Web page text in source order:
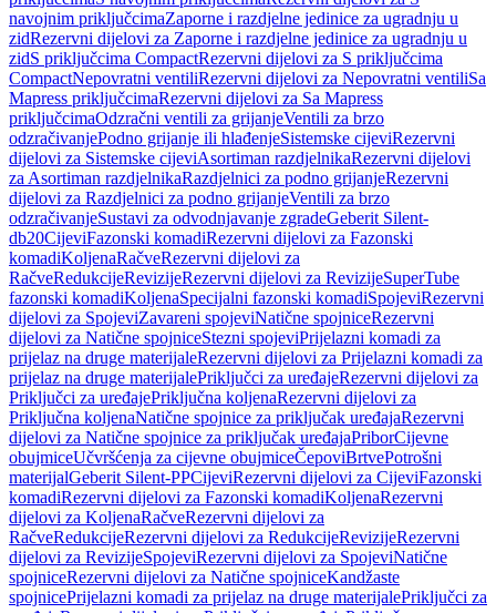
navojnim priključcimaZaporne i razdjelne jedinice za ugradnju u
zidRezervni dijelovi za Zaporne i razdjelne jedinice za ugradnju u
zidS priključcima CompactRezervni dijelovi za S priključcima
CompactNepovratni ventiliRezervni dijelovi za Nepovratni ventiliSa
Mapress priključcimaRezervni dijelovi za Sa Mapress
priključcimaOdzračni ventili za grijanjeVentili za brzo
odzračivanjePodno grijanje ili hlađenjeSistemske cijeviRezervni
dijelovi za Sistemske cijeviAsortiman razdjelnikaRezervni dijelovi
za Asortiman razdjelnikaRazdjelnici za podno grijanjeRezervni
dijelovi za Razdjelnici za podno grijanjeVentili za brzo
odzračivanjeSustavi za odvodnjavanje zgradeGeberit Silent-
db20CijeviFazonski komadiRezervni dijelovi za Fazonski
komadiKoljenaRačveRezervni dijelovi za
RačveRedukcijeRevizijeRezervni dijelovi za RevizijeSuperTube
fazonski komadiKoljenaSpecijalni fazonski komadiSpojeviRezervni
dijelovi za SpojeviZavareni spojeviNatične spojniceRezervni
dijelovi za Natične spojniceStezni spojeviPrijelazni komadi za
prijelaz na druge materijaleRezervni dijelovi za Prijelazni komadi za
prijelaz na druge materijalePriključci za uređajeRezervni dijelovi za
Priključci za uređajePriključna koljenaRezervni dijelovi za
Priključna koljenaNatične spojnice za priključak uređajaRezervni
dijelovi za Natične spojnice za priključak uređajaPriborCijevne
obujmiceUčvršćenja za cijevne obujmiceČepoviBrtvePotrošni
materijalGeberit Silent-PPCijeviRezervni dijelovi za CijeviFazonski
komadiRezervni dijelovi za Fazonski komadiKoljenaRezervni
dijelovi za KoljenaRačveRezervni dijelovi za
RačveRedukcijeRezervni dijelovi za RedukcijeRevizijeRezervni
dijelovi za RevizijeSpojeviRezervni dijelovi za SpojeviNatične
spojniceRezervni dijelovi za Natične spojniceKandžaste
spojnicePrijelazni komadi za prijelaz na druge materijalePriključci za